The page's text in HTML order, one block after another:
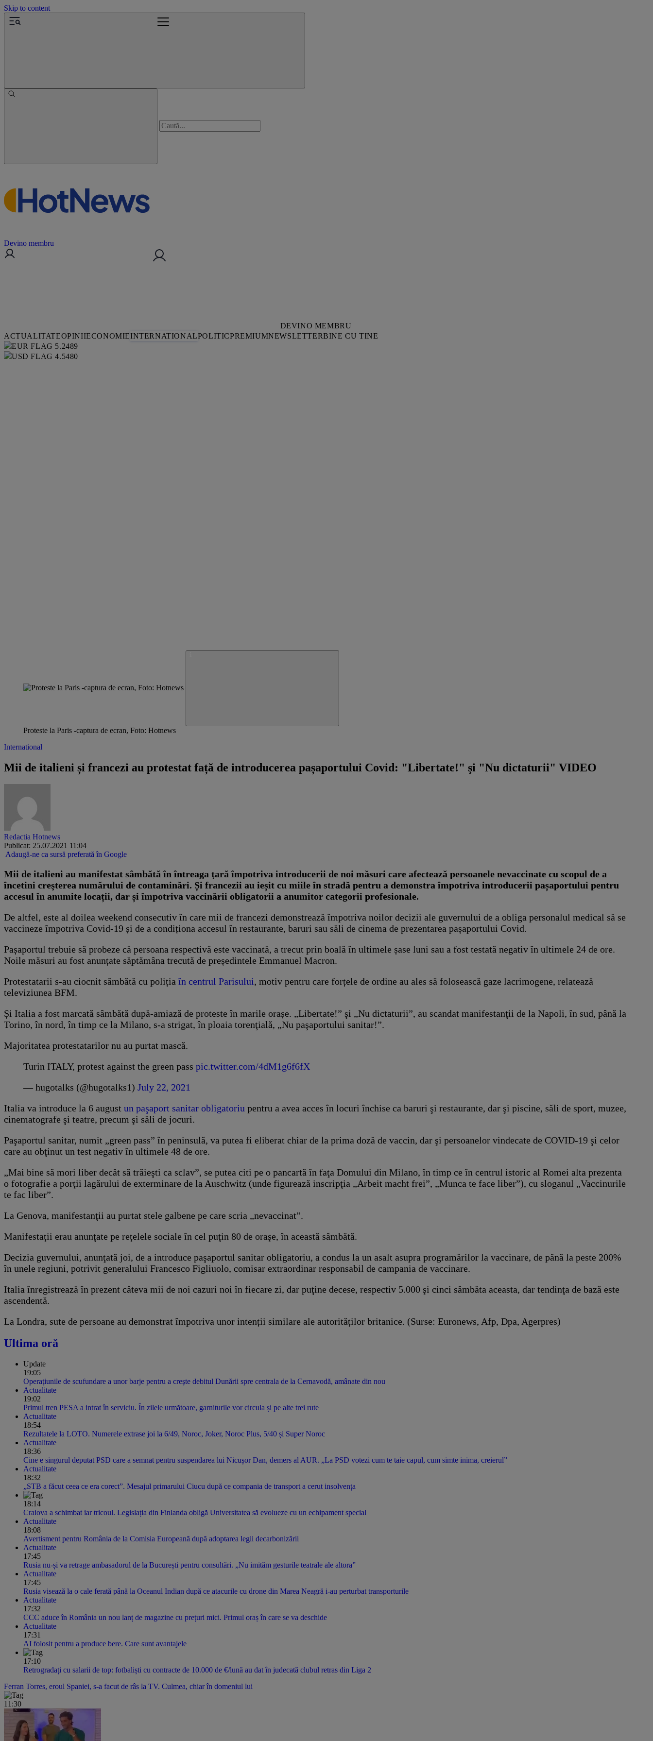
Skip to content
Devino membru
DEVINO MEMBRU
ACTUALITATEOPINIIECONOMIEINTERNATIONALPOLITICPREMIUMNEWSLETTERBINE CU TINE
5.2489
4.5480
Proteste la Paris -captura de ecran, Foto: Hotnews
International
Mii de italieni și francezi au protestat față de introducerea pașaportului Covid: "Libertate!" şi "Nu dictaturii" VIDEO
Redactia Hotnews
Publicat: 25.07.2021 11:04
Adaugă-ne ca sursă preferată în Google
Mii de italieni au manifestat sâmbătă în întreaga ţară împotriva introducerii de noi măsuri care afectează persoanele nevaccinate cu scopul de a
încetini creşterea numărului de contaminări. Și francezii au ieșit cu miile în stradă pentru a demonstra împotriva introducerii pașaportului pentru
accesul în anumite locații, dar și împotriva vaccinării obligatorii a anumitor categorii profesionale.
De altfel, este al doilea weekend consecutiv în care mii de francezi demonstrează împotriva noilor decizii ale guvernului de a obliga personalul medical să se
vaccineze împotriva Covid-19 și de a condiționa accesul în restaurante, baruri sau săli de cinema de prezentarea pașaportului Covid.
Pașaportul trebuie să probeze că persoana respectivă este vaccinată, a trecut prin boală în ultimele șase luni sau a fost testată negativ în ultimele 24 de ore.
Noile măsuri au fost anunțate săptămâna trecută de președintele Emmanuel Macron.
Protestatarii s-au ciocnit sâmbătă cu polițiaîn centrul Parisului, motiv pentru care forțele de ordine au ales să folosească gaze lacrimogene, relatează
televiziunea BFM.
Și Italia a fost marcată sâmbătă după-amiază de proteste în marile orașe. „Libertate!” şi „Nu dictaturii”, au scandat manifestanţii de la Napoli, în sud, până la
Torino, în nord, în timp ce la Milano, s-a strigat, în ploaia torenţială, „Nu paşaportului sanitar!”.
Majoritatea protestatarilor nu au purtat mască.
Turin ITALY, protest against the green pass pic.twitter.com/4dM1g6f6fX
— hugotalks (@hugotalks1) July 22, 2021
Italia va introduce la 6 august un paşaport sanitar obligatoriu pentru a avea acces în locuri închise ca baruri şi restaurante, dar şi piscine, săli de sport, muzee,
cinematografe şi teatre, precum şi săli de jocuri.
Paşaportul sanitar, numit „green pass” în peninsulă, va putea fi eliberat chiar de la prima doză de vaccin, dar şi persoanelor vindecate de COVID-19 şi celor
care au obţinut un test negativ în ultimele 48 de ore.
„Mai bine să mori liber decât să trăieşti ca sclav”, se putea citi pe o pancartă în faţa Domului din Milano, în timp ce în centrul istoric al Romei alta prezenta
o fotografie a porţii lagărului de exterminare de la Auschwitz (unde figurează inscripţia „Arbeit macht frei”, „Munca te face liber”), cu sloganul „Vaccinurile
te fac liber”.
La Genova, manifestanţii au purtat stele galbene pe care scria „nevaccinat”.
Manifestaţii erau anunţate pe reţelele sociale în cel puţin 80 de oraşe, în această sâmbătă.
Decizia guvernului, anunţată joi, de a introduce paşaportul sanitar obligatoriu, a condus la un asalt asupra programărilor la vaccinare, de până la peste 200%
în unele regiuni, potrivit generalului Francesco Figliuolo, comisar extraordinar responsabil de campania de vaccinare.
Italia înregistrează în prezent câteva mii de noi cazuri noi în fiecare zi, dar puţine decese, respectiv 5.000 şi cinci sâmbăta aceasta, dar tendinţa de bază este
ascendentă.
La Londra, sute de persoane au demonstrat împotriva unor intenții similare ale autorităților britanice. (Surse: Euronews, Afp, Dpa, Agerpres)
Ultima oră
Update
19:05
Operaţiunile de scufundare a unor barje pentru a creşte debitul Dunării spre centrala de la Cernavodă, amânate din nou
Actualitate
19:02
Primul tren PESA a intrat în serviciu. În zilele următoare, garniturile vor circula și pe alte trei rute
Actualitate
18:54
Rezultatele la LOTO. Numerele extrase joi la 6/49, Noroc, Joker, Noroc Plus, 5/40 și Super Noroc
Actualitate
18:36
Cine e singurul deputat PSD care a semnat pentru suspendarea lui Nicușor Dan, demers al AUR. „La PSD votezi cum te taie capul, cum simte inima, creierul”
Actualitate
18:32
„STB a făcut ceea ce era corect”. Mesajul primarului Ciucu după ce compania de transport a cerut insolvența
18:14
Craiova a schimbat iar tricoul. Legislația din Finlanda obligă Universitatea să evolueze cu un echipament special
Actualitate
18:08
Avertisment pentru România de la Comisia Europeană după adoptarea legii decarbonizării
Actualitate
17:45
Rusia nu-și va retrage ambasadorul de la București pentru consultări. „Nu imităm gesturile teatrale ale altora”
Actualitate
17:45
Rusia visează la o cale ferată până la Oceanul Indian după ce atacurile cu drone din Marea Neagră i-au perturbat transporturile
Actualitate
17:32
CCC aduce în România un nou lanț de magazine cu prețuri mici. Primul oraș în care se va deschide
Actualitate
17:31
AI folosit pentru a produce bere. Care sunt avantajele
17:10
Retrogradați cu salarii de top: fotbaliști cu contracte de 10.000 de €/lună au dat în judecată clubul retras din Liga 2
Ferran Torres, eroul Spaniei, s-a facut de râs la TV. Culmea, chiar în domeniul lui
11:30